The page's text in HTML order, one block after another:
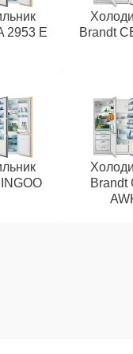
2953 E
Brandt
Brandt